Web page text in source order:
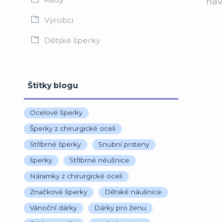
Výrobci
Dětské šperky
Štítky blogu
Ocelové šperky
Šperky z chirurgické oceli
Stříbrné šperky
Snubní prsteny
šperky
Stříbrné néušnice
Náramky z chirurgické oceli
Značkové šperky
Dětské náušnice
Vánoční dárky
Dárky pro ženu